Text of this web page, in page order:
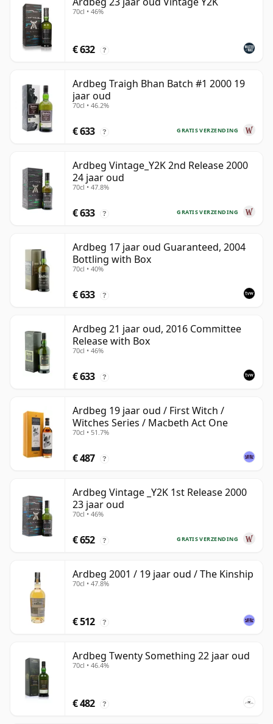
70cl • 46%
€ 632 ?
Ardbeg Traigh Bhan Batch #1 2000 19
jaar oud
70cl • 46.2%
GRATIS VERZENDING
€ 633 ?
Ardbeg Vintage_Y2K 2nd Release 2000
24 jaar oud
70cl • 47.8%
GRATIS VERZENDING
€ 633 ?
Ardbeg 17 jaar oud Guaranteed, 2004
Bottling with Box
70cl • 40%
€ 633 ?
Ardbeg 21 jaar oud, 2016 Committee
Release with Box
70cl • 46%
€ 633 ?
Ardbeg 19 jaar oud / First Witch /
Witches Series / Macbeth Act One
70cl • 51.7%
€ 487 ?
Ardbeg Vintage _Y2K 1st Release 2000
23 jaar oud
70cl • 46%
GRATIS VERZENDING
€ 652 ?
Ardbeg 2001 / 19 jaar oud / The Kinship
70cl • 47.8%
€ 512 ?
Ardbeg Twenty Something 22 jaar oud
70cl • 46.4%
€ 482 ?